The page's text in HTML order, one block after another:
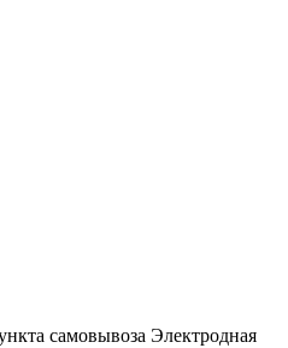
самовывоза Электродная